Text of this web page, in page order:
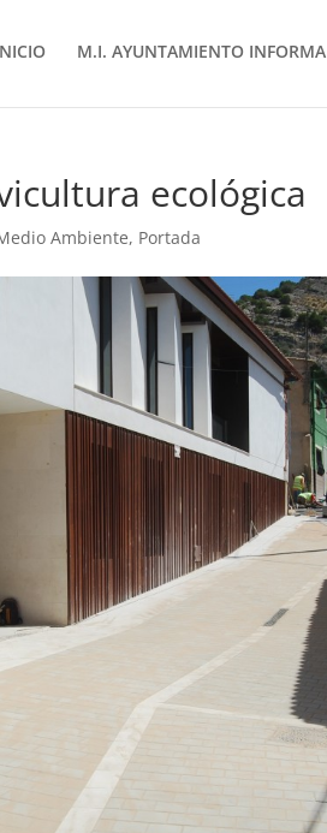
M.I. AYUNTAMIENTO INFORMA
ecológica
Ambiente, Portada